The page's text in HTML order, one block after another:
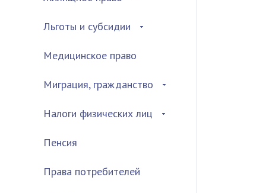
Льготы и субсидии
Медицинское право
Миграция, гражданство
Налоги физических лиц
Пенсия
Права потребителей